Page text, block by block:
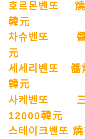
호르몬벤
韓元
차슈벤또
元
세세리벤또
韓元
사케벤
12000韓元
스테이크벤